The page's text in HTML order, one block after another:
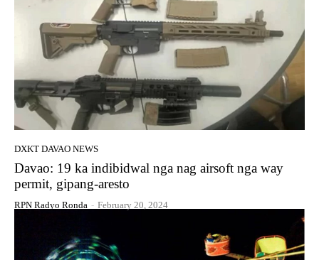
DXKT DAVAO NEWS
Davao: 19 ka indibidwal nga nag airsoft nga way
permit, gipang-aresto
RPN Radyo Ronda - February 20, 2024